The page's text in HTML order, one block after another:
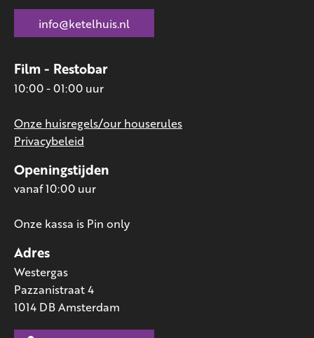
Adres
Westergas
Pazzanistraat 4
1014 DB Amsterdam
Openingstijden
vanaf 10:00 uur
Onze kassa is Pin only
Film - Restobar
10:00 - 01:00 uur
Onze huisregels/our houserules
Privacybeleid
info@ketelhuis.nl